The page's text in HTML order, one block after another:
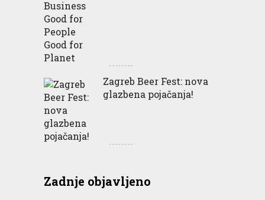
Zagreb Beer Fest: nova
glazbena pojačanja!
Zadnje objavljeno